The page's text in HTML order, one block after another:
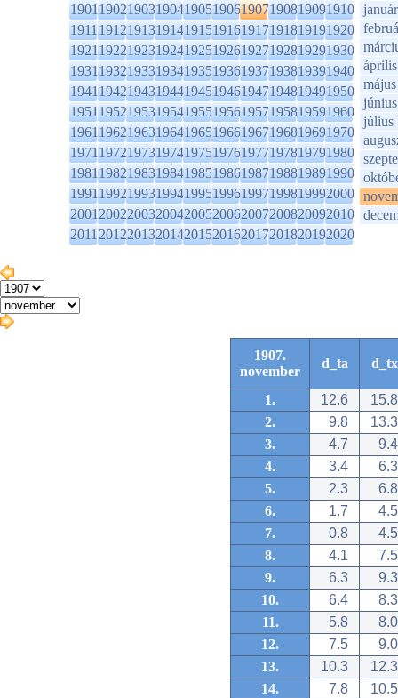
1901190219031904190519061907190819091910
1911191219131914191519161917191819191920
1921192219231924192519261927192819291930
1931193219331934193519361937193819391940
1941194219431944194519461947194819491950
1951195219531954195519561957195819591960
1961196219631964196519661967196819691970
1971197219731974197519761977197819791980
1981198219831984198519861987198819891990
1991199219931994199519961997199819992000
2001200220032004200520062007200820092010
2011201220132014201520162017201820192020
január
április
május
június
július
1907.
november
d_ta d_tx
1. 12.6
15.8
2.
9.8
13.3
3.
4.7
9.4
4.
3.4
6.3
5.
2.3
6.8
6.
1.7
4.5
7.
0.8
4.5
8.
4.1
7.5
9.
6.3
9.3
10.
6.4
8.3
11.
5.8
8.0
12.
7.5
9.0
13.
10.3
12.3
14.
7.8
10.5